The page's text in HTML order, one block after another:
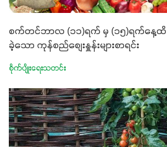
စက်တင်ဘာလ (၁၁)ရက် မှ (၁၅)ရက်နေ့ထိ
ခဲ့သော ကုန်စည်စျေးနှူန်းများစာရင်း
စိုက်ပျိုးရေးသတင်း